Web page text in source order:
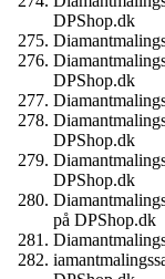
DPShop.dk
DPShop.dk
DPShop.dk
DPShop.dk
på DPShop.dk